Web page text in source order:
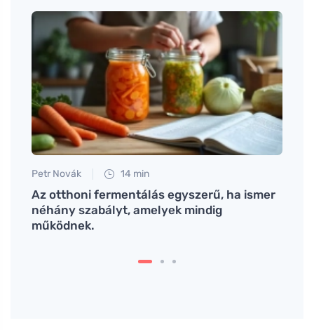
Petr Novák 14 min
Az otthoni fermentálás egyszerű, ha ismer
néhány szabályt, amelyek mindig
működnek.